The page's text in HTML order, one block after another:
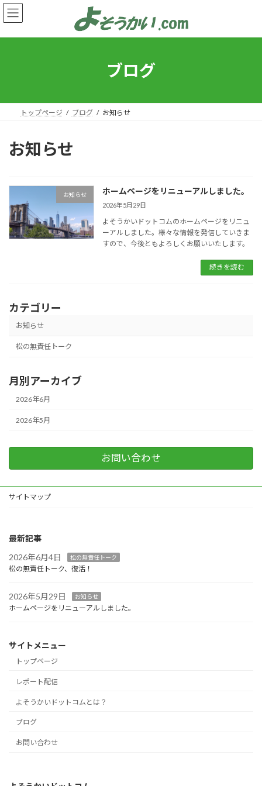
コ
ン
ン
ナ
ビ
ー
ブログ
トップページ ブログ お知らせ
お知らせ
お知らせ ホームページをリニューアルしました。
2026年5月29日
よそうかいドットコムのホームページをリニュ
ーアルしました。様々な情報を発信していきま
すので、今後ともよろしくお願いいたします。
続きを読む
カテゴリー
お知らせ
松の無責任トーク
月別アーカイブ
2026年6月
2026年5月
お問い合わせ
サイトマップ
最新記事
2026年6月4日
松の無責任トーク
松の無責任トーク、復活！
2026年5月29日 お知らせ
ホームページをリニューアルしました。
サイトメニュー
トップページ
レポート配信
よそうかいドットコムとは？
ブログ
お問い合わせ